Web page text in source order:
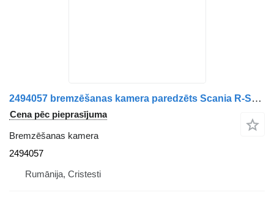
2494057 bremzēšanas kamera paredzēts Scania R-Series vilcēja
Cena pēc pieprasījuma
Bremzēšanas kamera
2494057
Rumānija, Cristesti